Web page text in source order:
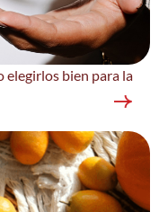
elegirlos bien para la